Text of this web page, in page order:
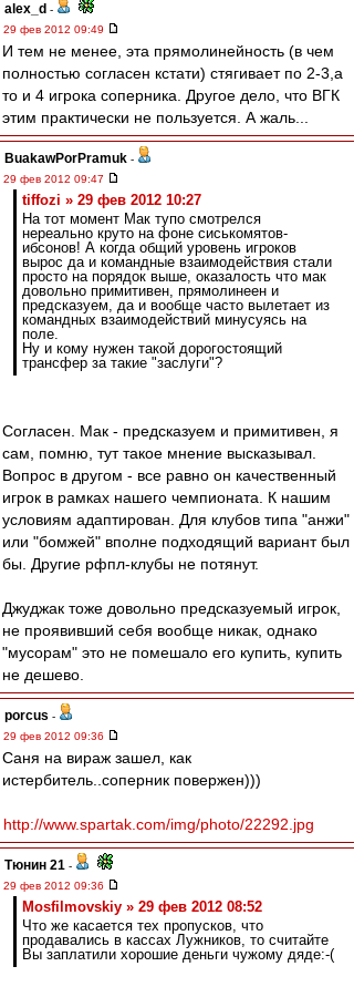
alex_d -
29 фев 2012 09:49
И тем не менее, эта прямолинейность (в чем
полностью согласен кстати) стягивает по 2-3,а
то и 4 игрока соперника. Другое дело, что ВГК
этим практически не пользуется. А жаль...
BuakawPorPramuk -
29 фев 2012 09:47
tiffozi » 29 фев 2012 10:27
На тот момент Мак тупо смотрелся
нереально круто на фоне сиськомятов-
ибсонов! А когда общий уровень игроков
вырос да и командные взаимодействия стали
просто на порядок выше, оказалость что мак
довольно примитивен, прямолинеен и
предсказуем, да и вообще часто вылетает из
командных взаимодействий минусуясь на
поле.
Ну и кому нужен такой дорогостоящий
трансфер за такие "заслуги"?
Согласен. Мак - предсказуем и примитивен, я
сам, помню, тут такое мнение высказывал.
Вопрос в другом - все равно он качественный
игрок в рамках нашего чемпионата. К нашим
условиям адаптирован. Для клубов типа "анжи"
или "бомжей" вполне подходящий вариант был
бы. Другие рфпл-клубы не потянут.
Джуджак тоже довольно предсказуемый игрок,
не проявивший себя вообще никак, однако
"мусорам" это не помешало его купить, купить
не дешево.
porcus -
29 фев 2012 09:36
Саня на вираж зашел, как
истербитель..соперник повержен)))
http://www.spartak.com/img/photo/22292.jpg
Тюнин 21 -
29 фев 2012 09:36
Mosfilmovskiy » 29 фев 2012 08:52
Что же касается тех пропусков, что
продавались в кассах Лужников, то считайте
Вы заплатили хорошие деньги чужому дяде:-(